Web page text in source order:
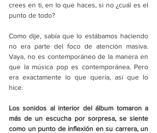
crees en ti, en lo que haces, si no ¿cuál es el
punto de todo?
Como dije, sabía que lo estábamos haciendo
no era parte del foco de atención masiva.
Vaya, no es contemporáneo de la manera en
que la música pop es contemporánea. Pero
era exactamente lo que quería, así que lo
hice.
Los sonidos al interior del álbum tomaron a
más de un escucha por sorpresa, se siente
como un punto de inflexión en su carrera, un